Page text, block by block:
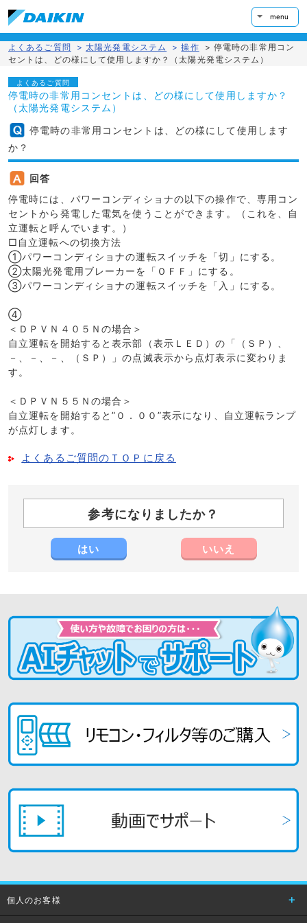
menu
よくあるご質問 > 太陽光発電システム > 操作 > 停電時の非常用コン
セントは、どの様にして使用しますか？（太陽光発電システム）
よくあるご質問
停電時の非常用コンセントは、どの様にして使用しますか？
（太陽光発電システム）
停電時の非常用コンセントは、どの様にして使用します
か？
回答
停電時には、パワーコンディショナの以下の操作で、専用コン
セントから発電した電気を使うことができます。（これを、自
立運転と呼んでいます。）
□自立運転への切換方法
①パワーコンディショナの運転スイッチを「切」にする。
②太陽光発電用ブレーカーを「ＯＦＦ」にする。
③パワーコンディショナの運転スイッチを「入」にする。
④
＜ＤＰＶＮ４０５Ｎの場合＞
自立運転を開始すると表示部（表示ＬＥＤ）の「（ＳＰ）、
－、－、－、（ＳＰ）」の点滅表示から点灯表示に変わりま
す。
＜ＤＰＶＮ５５Ｎの場合＞
自立運転を開始すると”０．００”表示になり、自立運転ランプ
が点灯します。
よくあるご質問のＴＯＰに戻る
参考になりましたか？
はい いいえ
個人のお客様